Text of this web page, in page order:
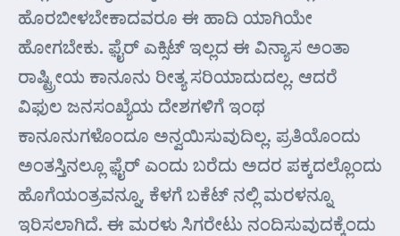
ಹೊರಬೀಳಬೇಕಾದವರೂ ಈ ಹಾದಿ ಯಾಗಿಯೇ
ಹೋಗಬೇಕು. ಫ಼ೈರ್ ಎಕ್ಸಿಟ್ ಇಲ್ಲದ ಈ ವಿನ್ಯಾಸ ಅಂತಾ
ರಾಷ್ಟ್ರೀಯ ಕಾನೂನು ರೀತ್ಯ ಸರಿಯಾದುದಲ್ಲ. ಆದರೆ
ವಿಫುಲ ಜನಸಂಖ್ಯೆಯ ದೇಶಗಳಿಗೆ ಇಂಥ
ಕಾನೂನುಗಳೊಂದೂ ಅನ್ವಯಿಸುವುದಿಲ್ಲ. ಪ್ರತಿಯೊಂದು
ಅಂತಸ್ತಿನಲ್ಲೂ ಫ಼ೈರ್ ಎಂದು ಬರೆದು ಅದರ ಪಕ್ಕದಲ್ಲೊಂದು
ಹೊಗೆಯಂತ್ರವನ್ನೂ, ಕೆಳಗೆ ಬಕೆಟ್ ನಲ್ಲಿ ಮರಳನ್ನೂ
ಇರಿಸಲಾಗಿದೆ. ಈ ಮರಳು ಸಿಗರೇಟು ನಂದಿಸುವುದಕ್ಕೆಂದು